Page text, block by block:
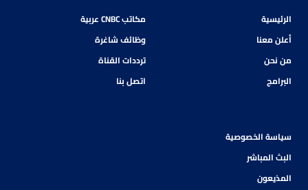
الرئيسية
أعلن معنا
من نحن
البرامج
مكاتب CNBC عربية
وظائف شاغرة
ترددات القناة
اتصل بنا
سياسة الخصوصية
البث المباشر
المذيعون